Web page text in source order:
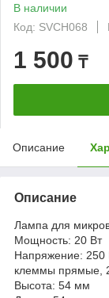
В наличии
Код: SVCH068
1 500 ₸
Описание
Описание
Лампа для
Мощность: 20 Вт
Напряжение: 250
клеммы прямые, 2
Высота: 54 мм